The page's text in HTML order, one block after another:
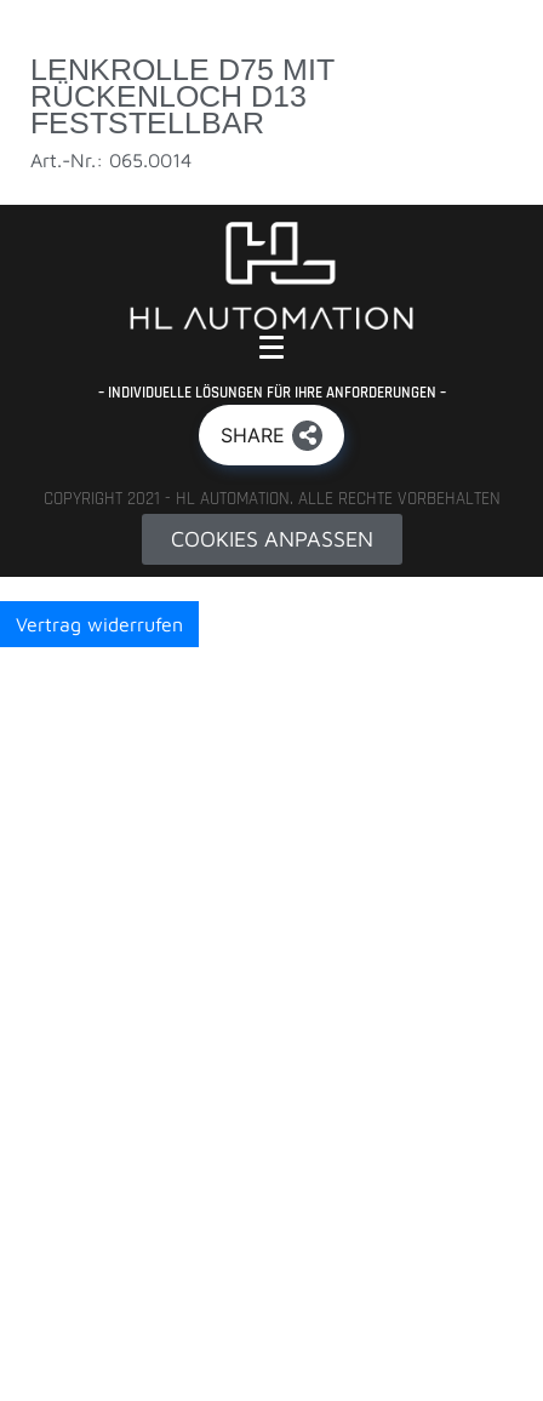
LENKROLLE D75 MIT
RÜCKENLOCH D13
FESTSTELLBAR
Art.-Nr.: 065.0014
– INDIVIDUELLE LÖSUNGEN FÜR IHRE ANFORDERUNGEN –
SHARE
COPYRIGHT 2021 - HL AUTOMATION. ALLE RECHTE VORBEHALTEN
COOKIES ANPASSEN
Vertrag widerrufen